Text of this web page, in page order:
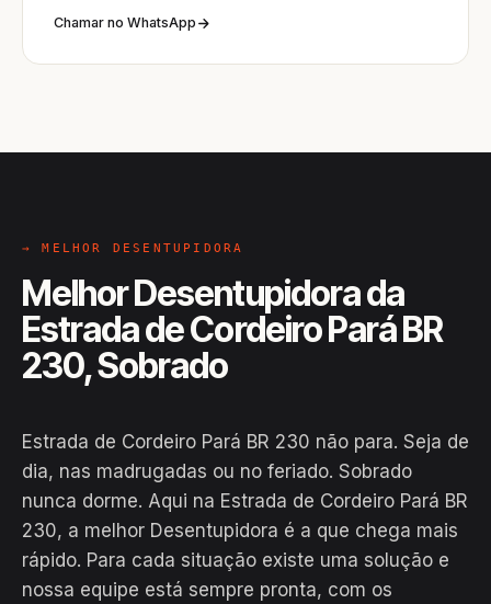
Chamar no WhatsApp
→ MELHOR DESENTUPIDORA
Melhor Desentupidora da
Estrada de Cordeiro Pará BR
230, Sobrado
Estrada de Cordeiro Pará BR 230 não para. Seja de
dia, nas madrugadas ou no feriado. Sobrado
nunca dorme. Aqui na Estrada de Cordeiro Pará BR
230, a melhor Desentupidora é a que chega mais
rápido. Para cada situação existe uma solução e
nossa equipe está sempre pronta, com os